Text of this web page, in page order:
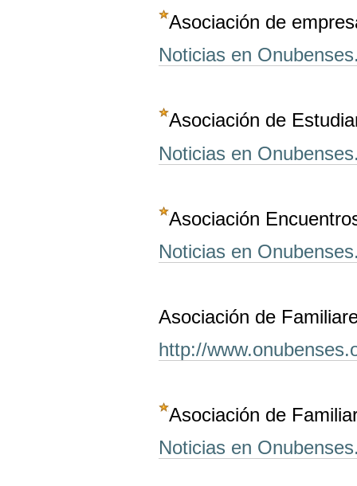
Asociación de
Noticias en
Asociación de
Noticias en
Asociación
Noticias en
Asociación de
http://
Asociación de
Noticias en